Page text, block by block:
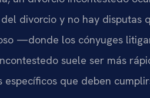
divorcio y no hay disputas
—donde los cónyuges
suele ser más
específicos que deben